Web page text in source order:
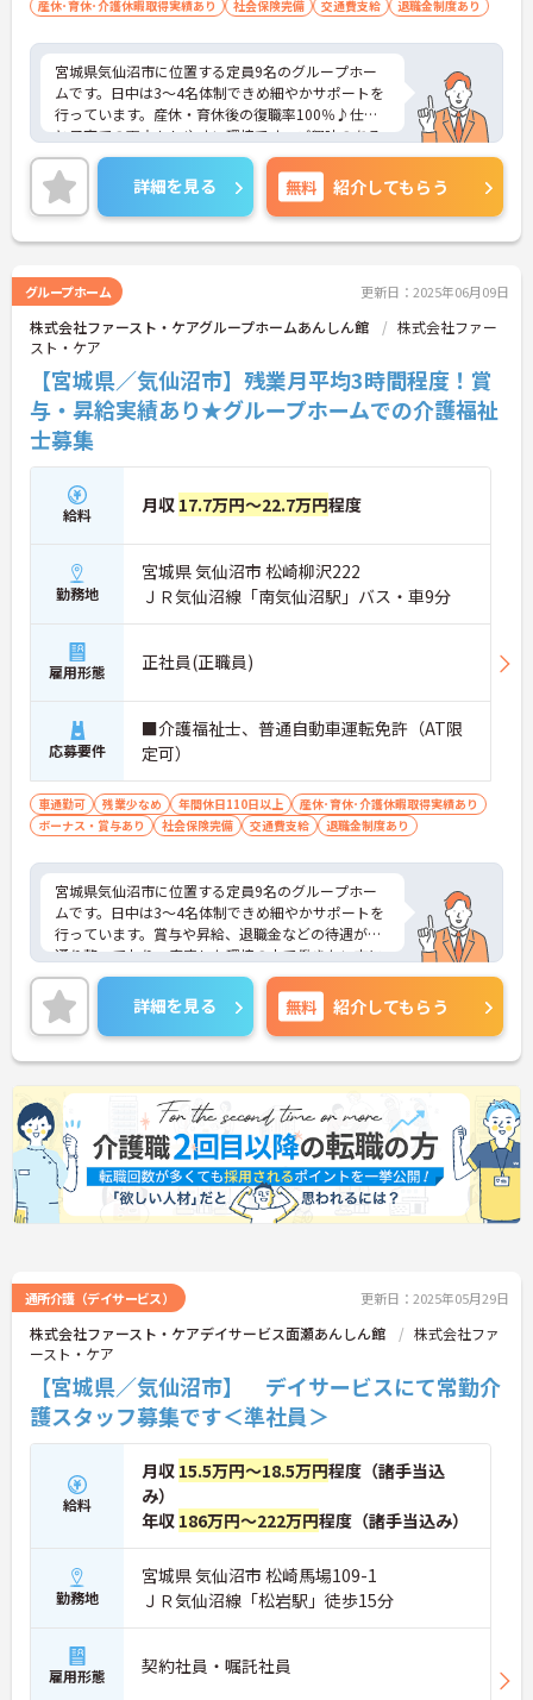
産休･育休･介護休暇取得実績あり 社会保険完備 交通費支給 退職金制度あり
宮城県気仙沼市に位置する定員9名のグループホー
ムです。日中は3～4名体制できめ細やかサポートを
行っています。産休・育休後の復職率100％♪仕事
と子育ての両立もしやすい環境です。ご興味のある
方には、面接対策ポイントなど、さらに詳細をお話
しいたしますのでお気軽にご相談ください！
詳細を見る 無料 紹介してもらう
グループホーム 更新日：2025年06月09日
株式会社ファースト・ケアグループホームあんしん館
株式会社ファー
スト・ケア
【宮城県／気仙沼市】残業月平均3時間程度！賞
与・昇給実績あり★グループホームでの介護福祉
士募集
給料 月収 17.7万円～22.7万円程度
勤務地
宮城県 気仙沼市 松崎柳沢222
ＪＲ気仙沼線「南気仙沼駅」バス・車9分
雇用形態 正社員(正職員)
応募要件
■介護福祉士、普通自動車運転免許（AT限
定可）
車通勤可 残業少なめ 年間休日110日以上
産休･育休･介護休暇取得実績あり
ボーナス・賞与あり
社会保険完備 交通費支給 退職金制度あり
宮城県気仙沼市に位置する定員9名のグループホー
ムです。日中は3～4名体制できめ細やかサポートを
行っています。賞与や昇給、退職金などの待遇が一
通り整っており、安定した環境の中で働きたい方に
ピッタリです!ご興味のある方には、面接対策ポイン
トなど、さらに詳細をお話しいたしますのでお気軽
にご相談ください！
詳細を見る 無料 紹介してもらう
通所介護（デイサービス） 更新日：2025年05月29日
株式会社ファースト・ケアデイサービス面瀬あんしん館
株式会社ファ
ースト・ケア
【宮城県／気仙沼市】 デイサービスにて常勤介
護スタッフ募集です＜準社員＞
給料
月収 15.5万円～18.5万円程度（諸手当込
み）
年収 186万円～222万円程度（諸手当込み）
勤務地
宮城県 気仙沼市 松崎馬場109-1
ＪＲ気仙沼線「松岩駅」徒歩15分
雇用形態 契約社員・嘱託社員